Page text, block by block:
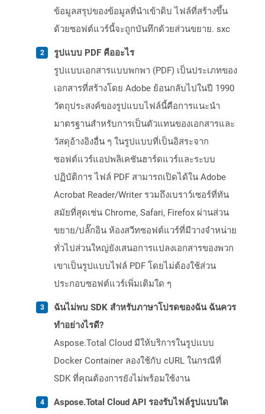
ข้อมูลสรุปของข้อมูลที่นำเข้าดิบ ไฟล์ที่สร้างขึ้น
ด้วยซอฟต์แวร์นี้จะถูกบันทึกด้วยส่วนขยาย. sxc
รูปแบบ PDF คืออะไร
รูปแบบเอกสารแบบพกพา (PDF) เป็นประเภทของ
เอกสารที่สร้างโดย Adobe ย้อนกลับไปในปี 1990
วัตถุประสงค์ของรูปแบบไฟล์นี้คือการแนะนำ
มาตรฐานสำหรับการเป็นตัวแทนของเอกสารและ
วัสดุอ้างอิงอื่น ๆ ในรูปแบบที่เป็นอิสระจาก
ซอฟต์แวร์แอปพลิเคชันฮาร์ดแวร์และระบบ
ปฏิบัติการ ไฟล์ PDF สามารถเปิดได้ใน Adobe
Acrobat Reader/Writer รวมถึงเบราว์เซอร์ที่ทัน
สมัยที่สุดเช่น Chrome, Safari, Firefox ผ่านส่วน
ขยาย/ปลั๊กอิน ห้องสวีทซอฟต์แวร์ที่มีวางจำหน่าย
ทั่วไปส่วนใหญ่ยังเสนอการแปลงเอกสารของพวก
เขาเป็นรูปแบบไฟล์ PDF โดยไม่ต้องใช้ส่วน
ประกอบซอฟต์แวร์เพิ่มเติมใด ๆ
ฉันไม่พบ SDK สำหรับภาษาโปรดของฉัน ฉันควร
ทำอย่างไรดี?
Aspose.Total Cloud มีให้บริการในรูปแบบ
Docker Container ลองใช้กับ cURL ในกรณีที่
SDK ที่คุณต้องการยังไม่พร้อมใช้งาน
Aspose.Total Cloud API รองรับไฟล์รูปแบบใด